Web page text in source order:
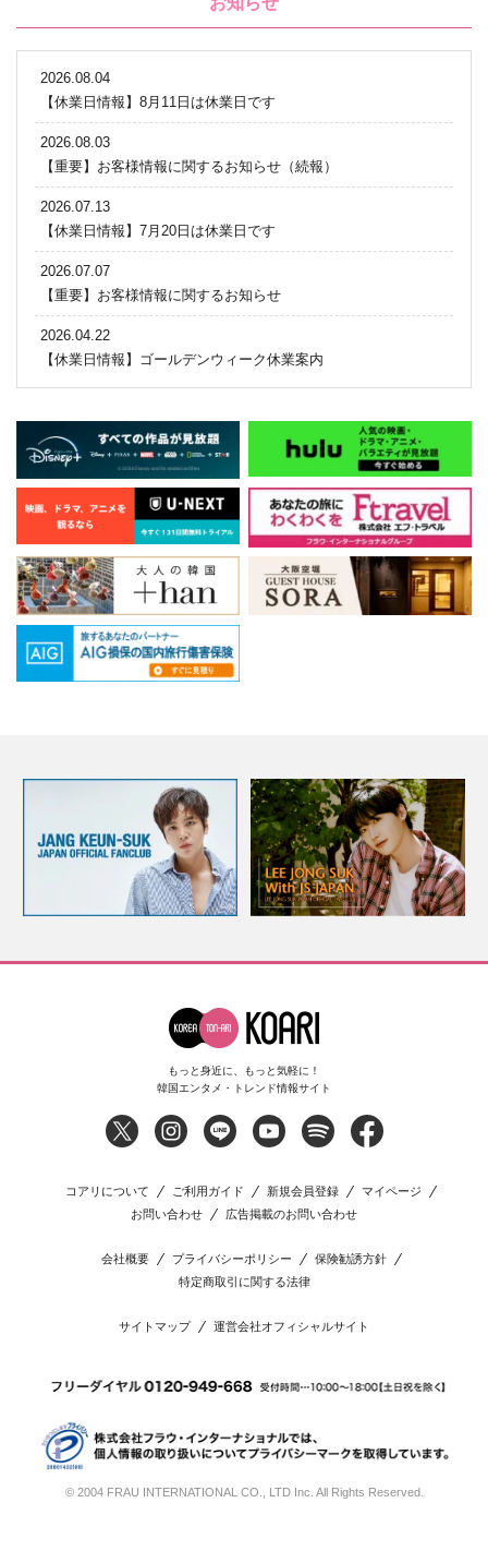
2026.08.04
【休業日情報】8月11日は休業日です
2026.08.03
【重要】お客様情報に関するお知らせ（続報）
2026.07.13
【休業日情報】7月20日は休業日です
2026.07.07
【重要】お客様情報に関するお知らせ
2026.04.22
【休業日情報】ゴールデンウィーク休業案内
もっと身近に、もっと気軽に！
韓国エンタメ・トレンド情報サイト
コアリについて ご利用ガイド 新規会員登録
マイページ
お問い合わせ
広告掲載のお問い合わせ
会社概要 プライバシーポリシー
保険勧誘方針
特定商取引に関する法律
サイトマップ 運営会社オフィシャルサイト
© 2004 FRAU INTERNATIONAL CO., LTD Inc. All Rights Reserved.